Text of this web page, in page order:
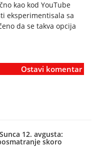
kao kod YouTube
eksperimentisala sa
da se takva opcija
Ostavi komentar
12. avgusta:
skoro